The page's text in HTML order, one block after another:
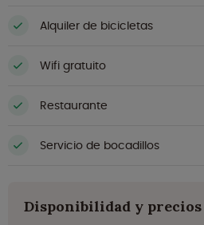
Alquiler de bicicletas
Wifi gratuito
Restaurante
Servicio de bocadillos
Disponibilidad y precios